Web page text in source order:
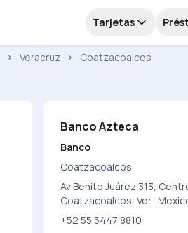
Tarjetas
Veracruz Coatzacoalcos
Banco Azteca
Banco
Coatzacoalcos
Av Benito Juárez 313,
Coatzacoalcos, Ver.,
+52 55 5447 8810